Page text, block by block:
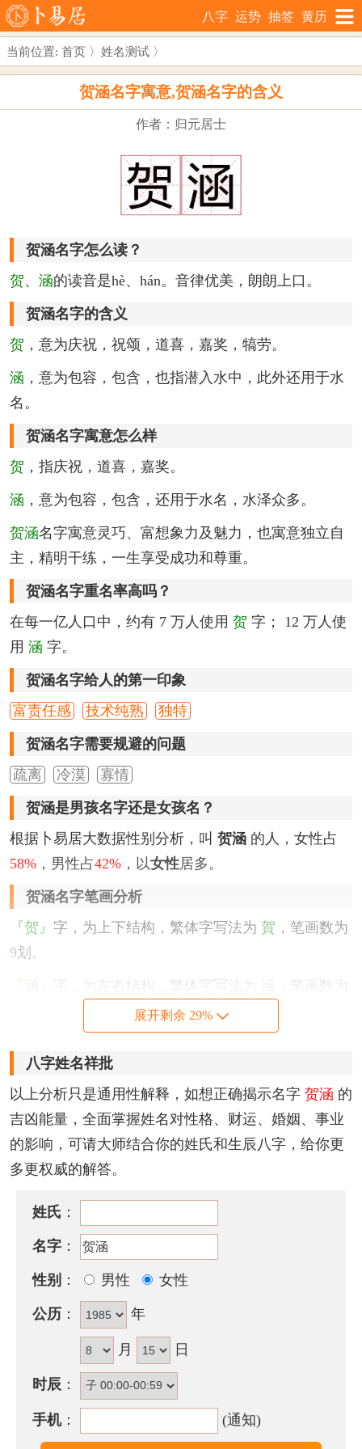
八字 运势 抽签 黄历
当前位置: 首页 〉 姓名测试 〉
贺涵名字寓意,贺涵名字的含义
作者：归元居士
贺涵名字怎么读？
贺、 涵的读音是hè、hán。音律优美，朗朗上口。
贺涵名字的含义
贺 ，意为庆祝，祝颂，道喜，嘉奖，犒劳。
涵 ，意为包容，包含，也指潜入水中，此外还用于水
名。
贺涵名字寓意怎么样
贺 ，指庆祝，道喜，嘉奖。
涵 ，意为包容，包含，还用于水名，水泽众多。
贺涵名字寓意灵巧、富想象力及魅力，也寓意独立自
主，精明干练，一生享受成功和尊重。
贺涵名字重名率高吗？
在每一亿人口中，约有 7 万人使用 贺 字； 12 万人使
用 涵 字。
贺涵名字给人的第一印象
富责任感
技术纯熟 独特
贺涵名字需要规避的问题
疏离
冷漠 寡情
贺涵是男孩名字还是女孩名？
根据卜易居大数据性别分析，叫 贺涵 的人，女性占
58% ，男性占42% ，以女性居多。
贺涵名字笔画分析
『贺』 字，为上下结构，繁体字写法为 賀 ，笔画数为
9划。
『涵』 字，为左右结构，繁体字写法为 涵
，笔画数为
贺涵的姓名五行组合是：水-水。这种组合的人个性善
良，温文尔雅，有智慧，有才华，头脑灵活，做事都
能经过仔细考虑。其人意志坚定，能为自己的理想不
的事业。
贺涵名字能打多少分？
贺涵名字评分为：90分（评分由卜易居根据姓名五格
数理测算得出，仅供参考）
展开剩余 29%
八字姓名祥批
以上分析只是通用性解释，如想正确揭示名字 贺涵 的
吉凶能量，全面掌握姓名对性格、财运、婚姻、事业
的影响，可请大师结合你的姓氏和生辰八字，给你更
多更权威的解答。
姓氏 ：
名字 ：
性别 ： 男性 女性
公历 ： 年
月 日
时辰 ：
手机： (通知)